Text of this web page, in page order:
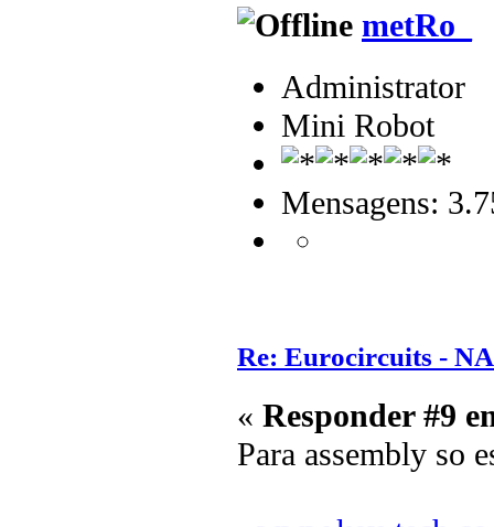
metRo_
Administrator
Mini Robot
Mensagens:
Re: Eurocircuits -
« Responder #9
Para assembly so